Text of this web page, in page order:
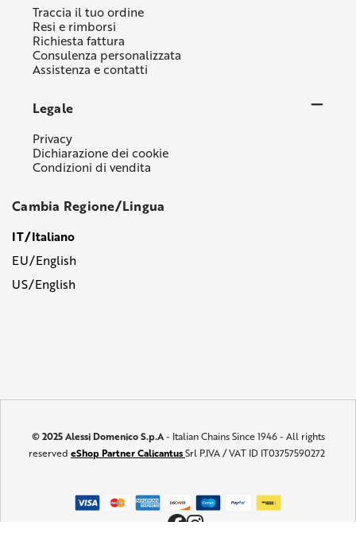
Traccia il tuo ordine
Resi e rimborsi
Richiesta fattura
Consulenza personalizzata
Assistenza e contatti
Legale
Privacy
Dichiarazione dei cookie
Condizioni di vendita
Cambia Regione/Lingua
IT/Italiano
EU/English
US/English
© 2025 Alessi Domenico S.p.A- Italian Chains Since 1946 - All rights
reserved eShop Partner CalicantusSrl P.IVA / VAT ID IT03757590272